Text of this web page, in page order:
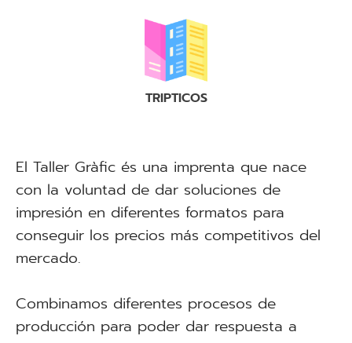
TRIPTICOS
El Taller Gràfic és una imprenta que nace
con la voluntad de dar soluciones de
impresión en diferentes formatos para
conseguir los precios más competitivos del
mercado.
Combinamos diferentes procesos de
producción para poder dar respuesta a